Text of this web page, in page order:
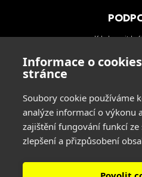
Informace o
stránce
Soubory cookie používáme
analýze informací o výkonu
zajištění fungování funkcí
zlepšení a přizpůsobení
Kde koupit
INA SPORT
tel: +420